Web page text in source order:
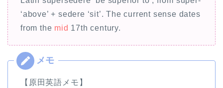
‘above’ + sedere ‘sit’. The current sense dates
from the mid 17th century.
【原田英語メモ】